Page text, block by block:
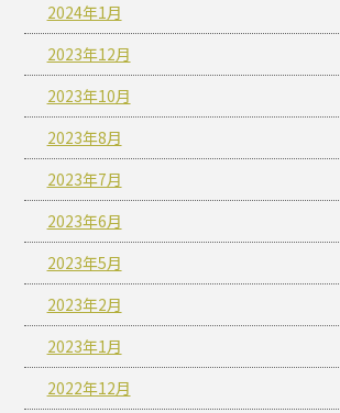
2024年1月
2023年12月
2023年10月
2023年8月
2023年7月
2023年6月
2023年5月
2023年2月
2023年1月
2022年12月